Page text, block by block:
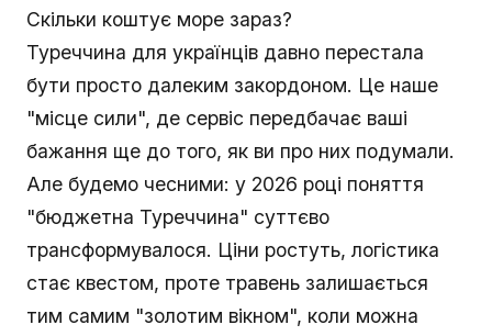
Скільки коштує море зараз?
Туреччина для українців давно перестала
бути просто далеким закордоном. Це наше
"місце сили", де сервіс передбачає ваші
бажання ще до того, як ви про них подумали.
Але будемо чесними: у 2026 році поняття
"бюджетна Туреччина" суттєво
трансформувалося. Ціни ростуть, логістика
стає квестом, проте травень залишається
тим самим "золотим вікном", коли можна